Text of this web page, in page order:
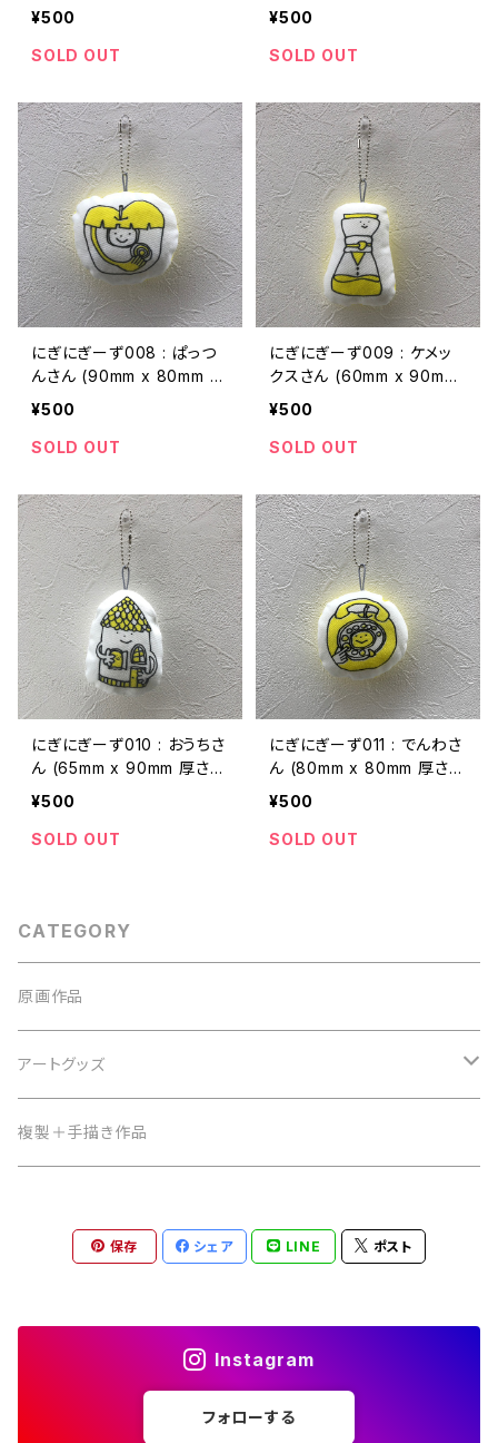
厚さ20mmくらい)
¥500
SOLD OUT
20mmくらい)
¥500
SOLD OUT
にぎにぎーず008 : ぱっつ
んさん (90mm x 80mm 厚
さ20mmくらい)
¥500
SOLD OUT
にぎにぎーず009 : ケメッ
クスさん (60mm x 90mm
厚さ20mmくらい)
¥500
SOLD OUT
にぎにぎーず010 : おうちさ
ん (65mm x 90mm 厚さ2
0mmくらい)
¥500
SOLD OUT
にぎにぎーず011 : でんわさ
ん (80mm x 80mm 厚さ2
0mmくらい)
¥500
SOLD OUT
CATEGORY
原画作品
アートグッズ
にぎにぎーず
複製＋手描き作品
保存 シェア LINE ポスト
Instagram
フォローする